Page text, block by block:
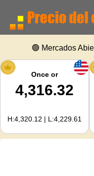
🟢 Mercados
Once or
4,316.32
H:4,320.12 | L:4,229.61